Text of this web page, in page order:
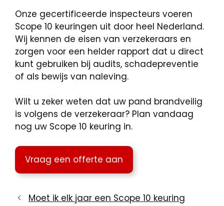
Onze gecertificeerde inspecteurs voeren
Scope 10 keuringen uit door heel Nederland.
Wij kennen de eisen van verzekeraars en
zorgen voor een helder rapport dat u direct
kunt gebruiken bij audits, schadepreventie
of als bewijs van naleving.
Wilt u zeker weten dat uw pand brandveilig
is volgens de verzekeraar? Plan vandaag
nog uw Scope 10 keuring in.
Vraag een offerte aan
Moet ik elk jaar een Scope 10 keuring